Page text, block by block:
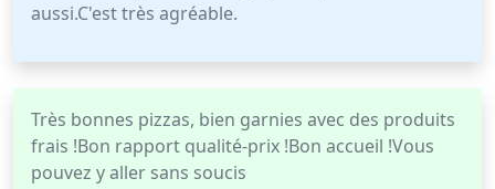
aussi.C'est très agréable.
Très bonnes pizzas, bien garnies avec des produits
frais !Bon rapport qualité-prix !Bon accueil !Vous
pouvez y aller sans soucis